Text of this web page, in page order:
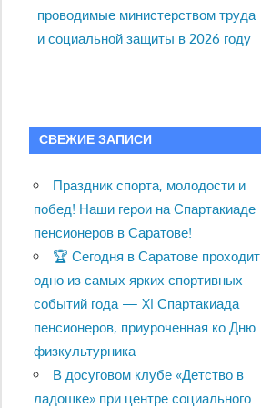
проводимые министерством труда
и социальной защиты в 2026 году
СВЕЖИЕ ЗАПИСИ
Праздник спорта, молодости и
побед! Наши герои на Спартакиаде
пенсионеров в Саратове!
🏆 Сегодня в Саратове проходит
одно из самых ярких спортивных
событий года — XI Спартакиада
пенсионеров, приуроченная ко Дню
физкультурника
В досуговом клубе «Детство в
ладошке» при центре социального